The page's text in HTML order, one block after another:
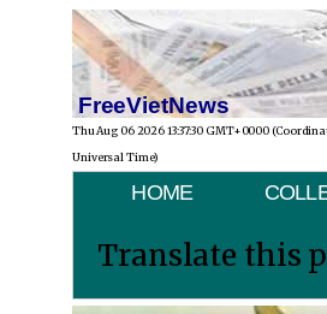
FreeVietNews
Thu Aug 06 2026 13:37:30 GMT+0000
Universal Time)
HOME
Translate this